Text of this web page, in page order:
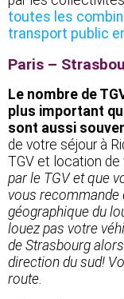
toutes les
transport public
Paris –
Le nombre de
plus important
sont aussi
de votre séjour à
TGV et location de
par le TGV et que
vous recommande
géographique du
louez pas votre
de Strasbourg
direction du sud!
route.